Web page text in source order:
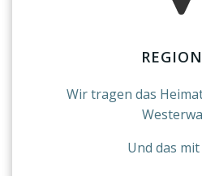
Wir tragen das
Und das mit